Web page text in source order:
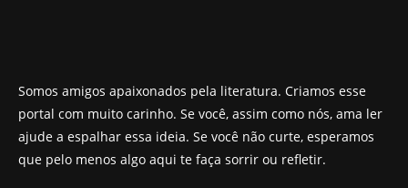
Somos amigos apaixonados pela literatura. Criamos esse
portal com muito carinho. Se você, assim como nós, ama ler
ajude a espalhar essa ideia. Se você não curte, esperamos
que pelo menos algo aqui te faça sorrir ou refletir.